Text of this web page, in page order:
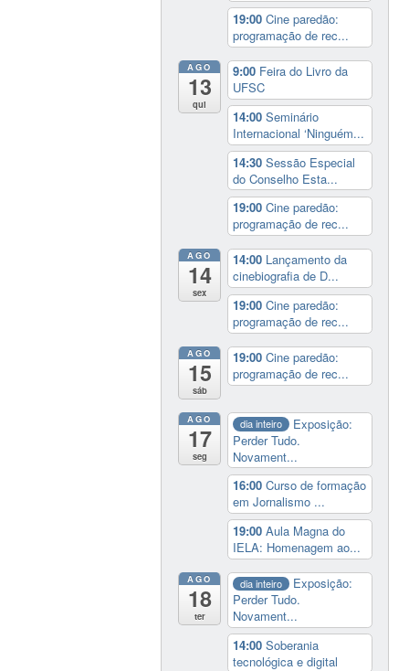
19:00Cine paredão:
programação de rec...
AGO
13
qui
9:00 Feira do Livro da
UFSC
14:00Seminário
Internacional ‘Ninguém...
14:30Sessão Especial
do Conselho Esta...
19:00Cine paredão:
programação de rec...
AGO
14
sex
14:00 Lançamento da
cinebiografia de D...
19:00Cine paredão:
programação de rec...
AGO
15
sáb
19:00Cine paredão:
programação de rec...
AGO
17
seg
dia inteiro
Exposição:
Perder Tudo.
Novament...
16:00Curso de formação
em Jornalismo ...
19:00Aula Magna do
IELA: Homenagem ao...
AGO
18
ter
dia inteiro
Exposição:
Perder Tudo.
Novament...
14:00Soberania
tecnológica e digital